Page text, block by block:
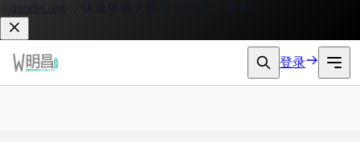
，快速体验大模型 API 接入服务。
登录